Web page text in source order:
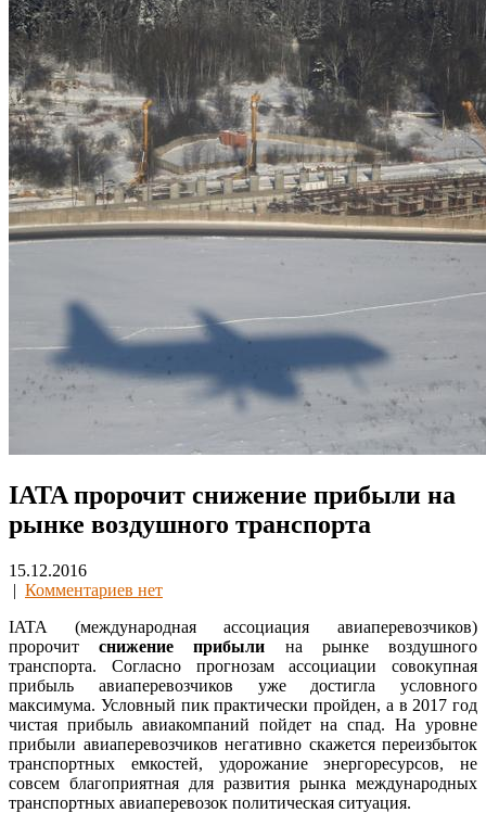
IATA пророчит снижение прибыли на
рынке воздушного транспорта
15.12.2016
| Комментариев нет
IATA (международная ассоциация авиаперевозчиков)
пророчитснижение прибыли на рынке воздушного
транспорта. Согласно прогнозам ассоциации совокупная
прибыль авиаперевозчиков уже достигла условного
максимума. Условный пик практически пройден, а в 2017 год
чистая прибыль авиакомпаний пойдет на спад. На уровне
прибыли авиаперевозчиков негативно скажется переизбыток
транспортных емкостей, удорожание энергоресурсов, не
совсем благоприятная для развития рынка международных
транспортных авиаперевозок политическая ситуация.